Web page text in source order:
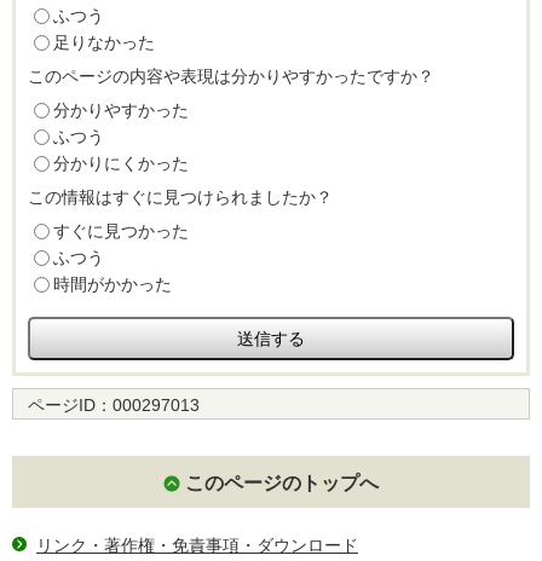
ふつう
足りなかった
このページの内容や表現は分かりやすかったですか？
分かりやすかった
ふつう
分かりにくかった
この情報はすぐに見つけられましたか？
すぐに見つかった
ふつう
時間がかかった
ページID： 000297013
このページのトップへ
リンク・著作権・免責事項・ダウンロード